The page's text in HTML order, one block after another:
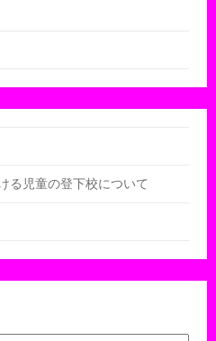
る児童の登下校について